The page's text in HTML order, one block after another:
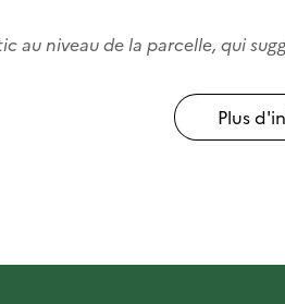
au niveau de la parcelle, qui
Plus